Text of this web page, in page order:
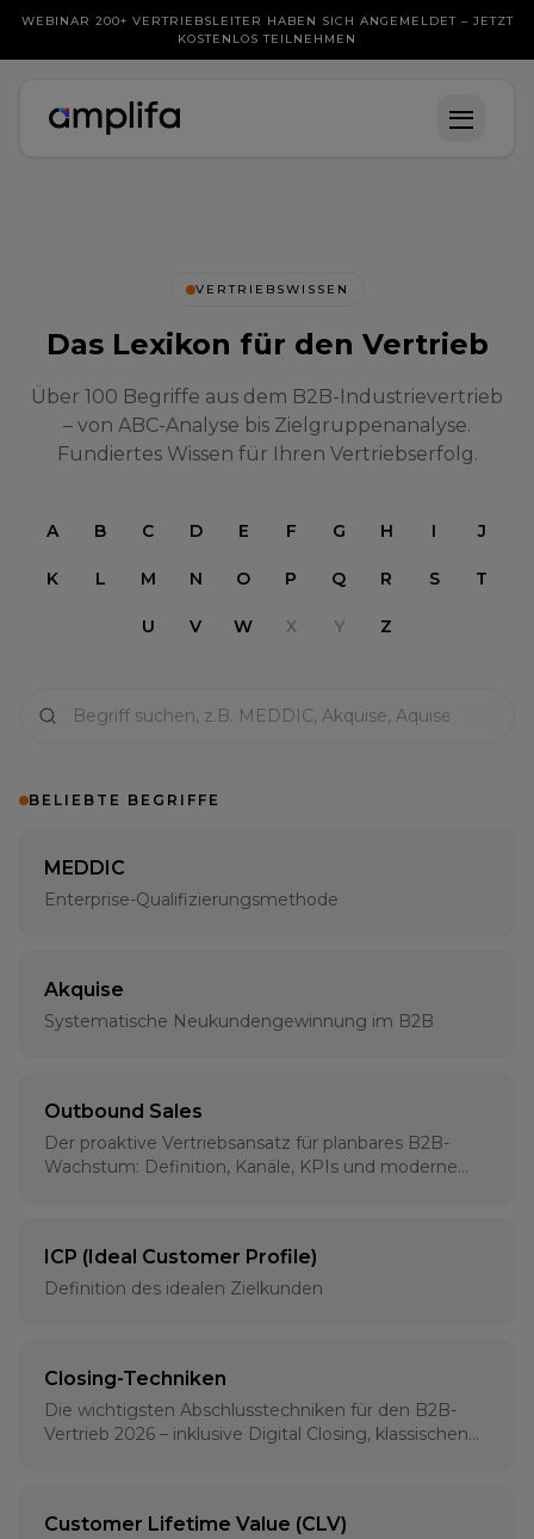
WEBINAR 200+ VERTRIEBSLEITER HABEN SICH ANGEMELDET – JETZT
KOSTENLOS TEILNEHMEN
VERTRIEBSWISSEN
Das Lexikon für den Vertrieb
Über 100 Begriffe aus dem B2B-Industrievertrieb
– von ABC-Analyse bis Zielgruppenanalyse.
Fundiertes Wissen für Ihren Vertriebserfolg.
A B C D E F G H I J
K L M N O P Q R S T
U V W X Y Z
BELIEBTE BEGRIFFE
MEDDIC
Enterprise-Qualifizierungsmethode
Akquise
Systematische Neukundengewinnung im B2B
Outbound Sales
Der proaktive Vertriebsansatz für planbares B2B-
Wachstum: Definition, Kanäle, KPIs und moderne
ICP (Ideal Customer Profile)
Definition des idealen Zielkunden
Closing-Techniken
Die wichtigsten Abschlusstechniken für den B2B-
Vertrieb 2026 – inklusive Digital Closing, klassischen
Customer Lifetime Value (CLV)